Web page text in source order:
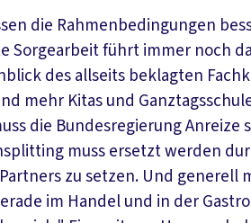
die Rahmenbedingungen
führt immer noch
des allseits beklagten
mehr Kitas und
die Bundesregierung Anreize
muss ersetzt werden
zu setzen. Und generell
im Handel und in der